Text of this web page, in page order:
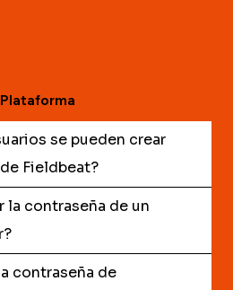
se pueden crear
Fieldbeat?
la contraseña de un
contraseña de